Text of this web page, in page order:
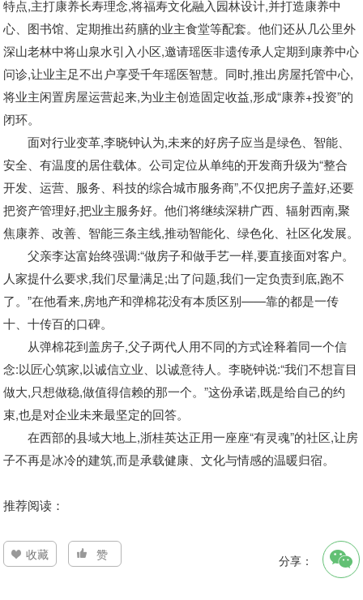
特点,主打康养长寿理念,将福寿文化融入园林设计,并打造康养中
心、图书馆、定期推出药膳的业主食堂等配套。他们还从几公里外
深山老林中将山泉水引入小区,邀请瑶医非遗传承人定期到康养中心
问诊,让业主足不出户享受千年瑶医智慧。同时,推出房屋托管中心,
将业主闲置房屋运营起来,为业主创造固定收益,形成“康养+投资”的
闭环。
面对行业变革,李晓钟认为,未来的好房子应当是绿色、智能、
安全、有温度的居住载体。公司定位从单纯的开发商升级为“整合
开发、运营、服务、科技的综合城市服务商”,不仅把房子盖好,还要
把资产管理好,把业主服务好。他们将继续深耕广西、辐射西南,聚
焦康养、改善、智能三条主线,推动智能化、绿色化、社区化发展。
父亲李达富始终强调:“做房子和做手艺一样,要直接面对客户。
人家提什么要求,我们尽量满足;出了问题,我们一定负责到底,跑不
了。”在他看来,房地产和弹棉花没有本质区别——靠的都是一传
十、十传百的口碑。
从弹棉花到盖房子,父子两代人用不同的方式诠释着同一个信
念:以匠心筑家,以诚信立业、以诚意待人。李晓钟说:“我们不想盲目
做大,只想做稳,做值得信赖的那一个。”这份承诺,既是给自己的约
束,也是对企业未来最坚定的回答。
在西部的县域大地上,浙桂英达正用一座座“有灵魂”的社区,让房
子不再是冰冷的建筑,而是承载健康、文化与情感的温暖归宿。
推荐阅读：
收藏 赞 分享：